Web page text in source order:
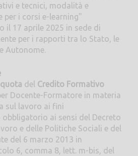
e tecnici, modalità e
per i corsi e-learning"
il 17 aprile 2025 in sede di
per i rapporti tra lo Stato, le
Autonome.
quota del Credito Formativo
Docente-Formatore in materia
sul lavoro ai fini
ai sensi del Decreto
e delle Politiche Sociali e del
del 6 marzo 2013 in
6, comma 8, lett. m-bis, del